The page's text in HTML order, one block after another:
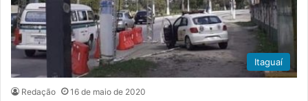
Itaguaí
Redação 16 de maio de 2020